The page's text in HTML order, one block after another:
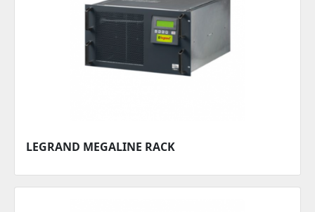
LEGRAND MEGALINE RACK